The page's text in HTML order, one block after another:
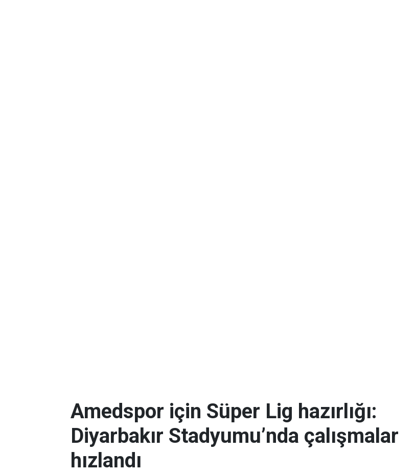
Amedspor için Süper Lig hazırlığı:
Diyarbakır Stadyumu’nda çalışmalar
hızlandı